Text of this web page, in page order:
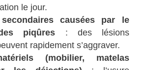
le jour.
causées par le
piqûres : des lésions
rapidement s’aggraver.
(mobilier, matelas